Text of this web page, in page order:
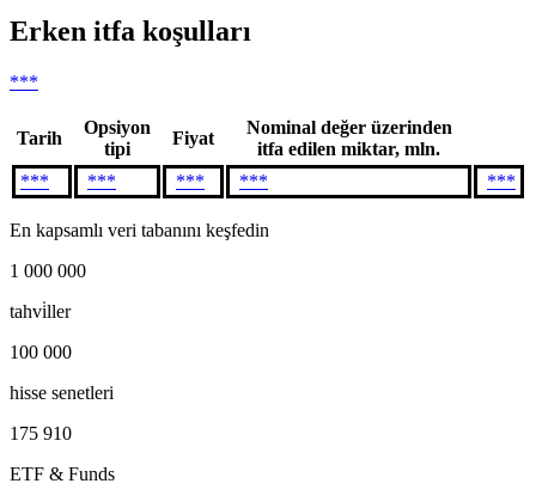
Erken itfa koşulları
***
Tarih
Opsiyon
tipi
Fiyat
Nominal değer üzerinden
itfa edilen miktar, mln.
***
*** *** *** ***
En kapsamlı veri tabanını keşfedin
1 000 000
tahvi̇ller
100 000
hisse senetleri
175 910
ETF & Funds